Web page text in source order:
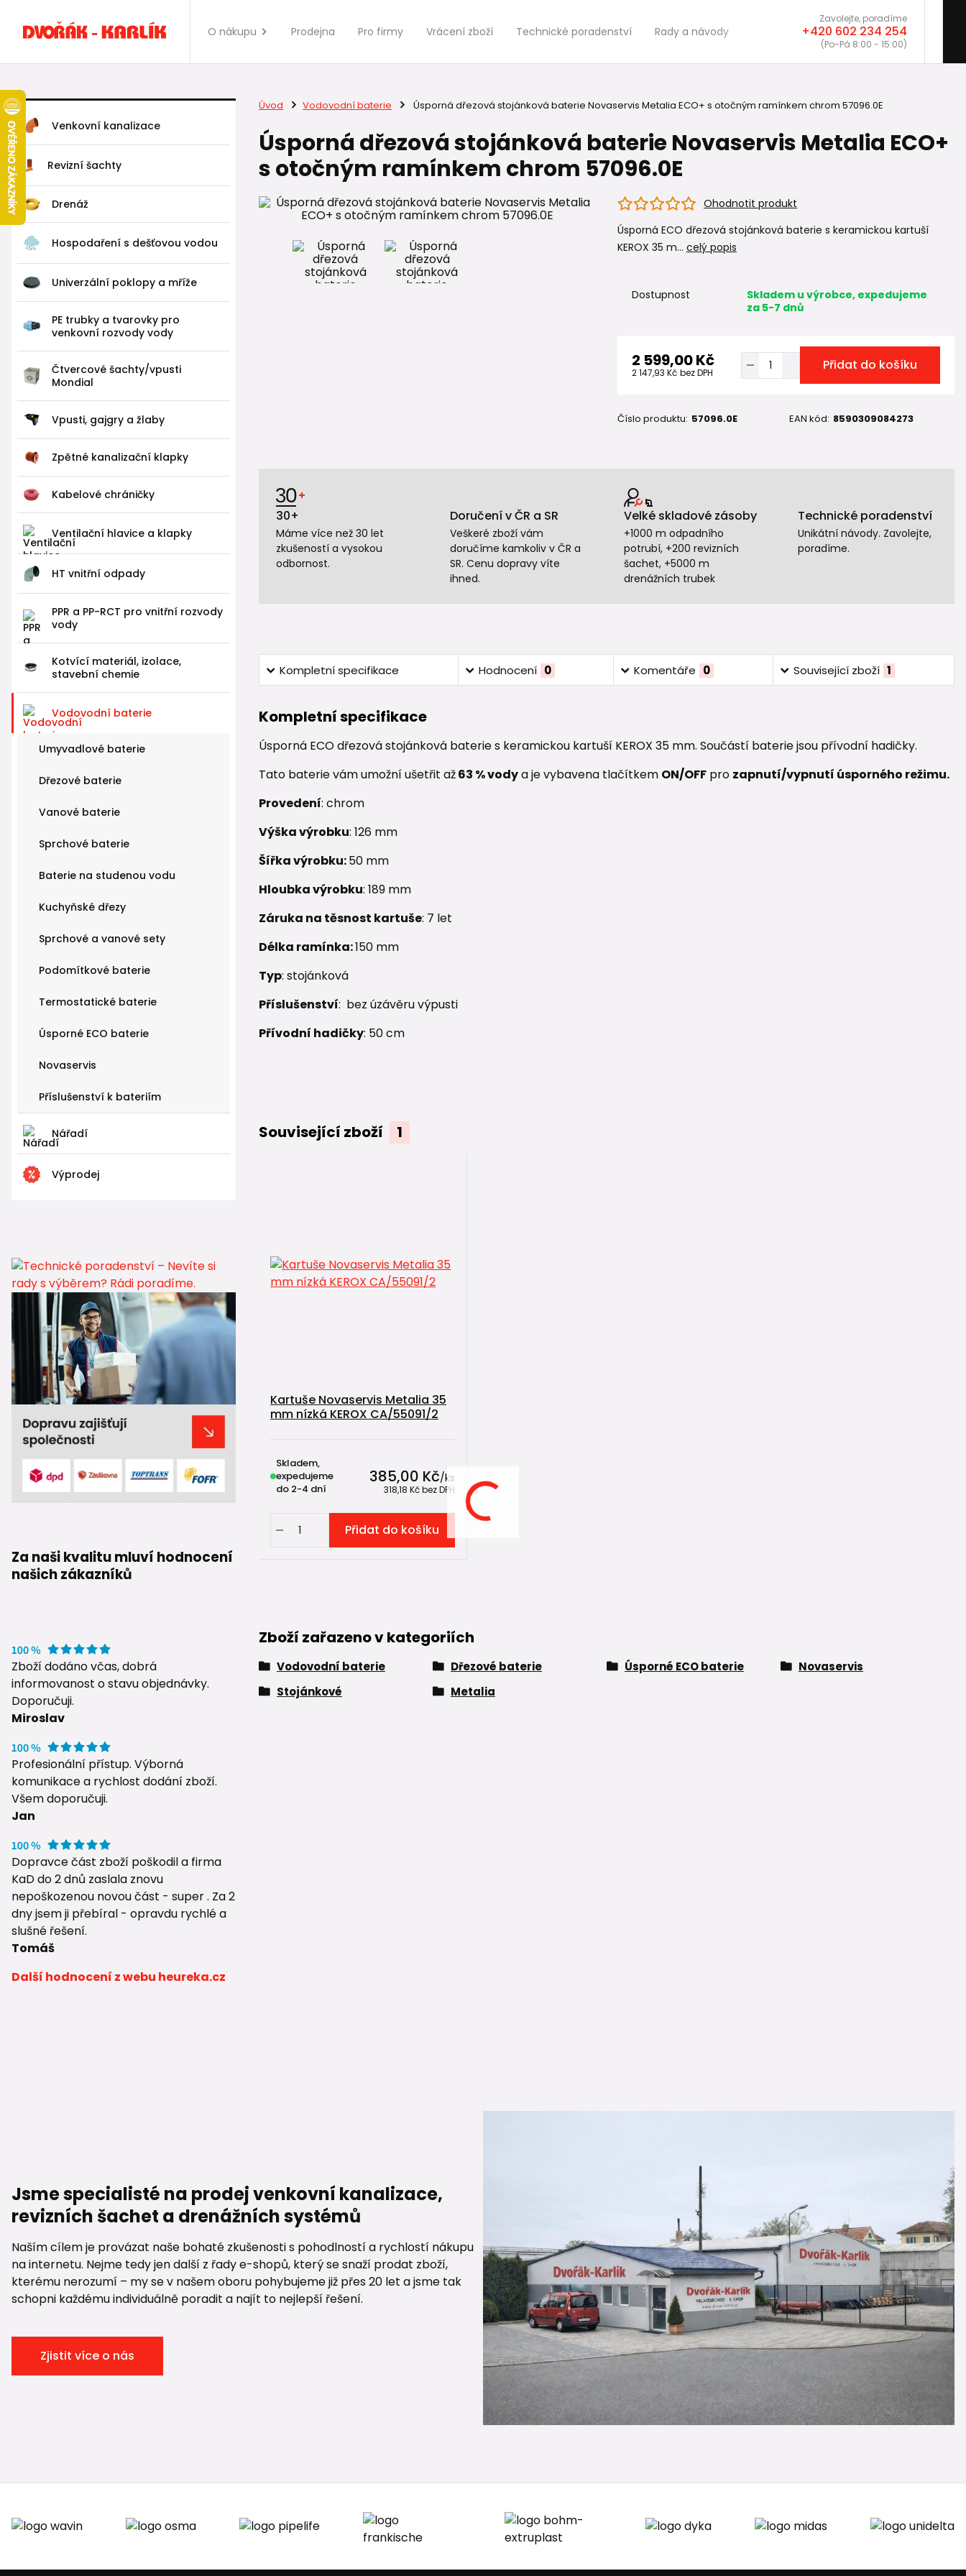
O nákupu Prodejna Pro firmy Vrácení zboží Technické poradenství Rady a návody
Zavolejte, poradíme
+420 602 234 254
(Po-Pá 8:00 - 15:00)
Venkovní kanalizace
Revizní šachty
Drenáž
Hospodaření s dešťovou vodou
Univerzální poklopy a mříže
PE trubky a tvarovky pro
venkovní rozvody vody
Čtvercové šachty/vpusti
Mondial
Vpusti, gajgry a žlaby
Zpětné kanalizační klapky
Kabelové chráničky
Ventilační hlavice a klapky
HT vnitřní odpady
PPR a PP-RCT pro vnitřní rozvody
vody
Kotvící materiál, izolace,
stavební chemie
Vodovodní baterie
Umyvadlové baterie
Dřezové baterie
Vanové baterie
Sprchové baterie
Baterie na studenou vodu
Kuchyňské dřezy
Sprchové a vanové sety
Podomítkové baterie
Termostatické baterie
Úsporné ECO baterie
Novaservis
Příslušenství k bateriím
Nářadí
Výprodej
Za naši kvalitu mluví hodnocení
našich zákazníků
Zboží dodáno včas, dobrá
informovanost o stavu objednávky.
Doporučuji.
Miroslav
Profesionální přístup. Výborná
komunikace a rychlost dodání zboží.
Všem doporučuji.
Jan
Dopravce část zboží poškodil a firma
KaD do 2 dnů zaslala znovu
nepoškozenou novou část - super . Za 2
dny jsem ji přebíral - opravdu rychlé a
slušné řešení.
Tomáš
Další hodnocení z webu heureka.cz
Úvod Vodovodní baterie Úsporná dřezová stojánková baterie Novaservis Metalia ECO+ s otočným ramínkem chrom 57096.0E
Úsporná dřezová stojánková baterie Novaservis Metalia ECO+
s otočným ramínkem chrom 57096.0E
Ohodnotit produkt
Úsporná ECO dřezová stojánková baterie s keramickou kartuší
KEROX 35 m... celý popis
Dostupnost
Skladem u výrobce, expedujeme
za 5-7 dnů
2 599,00 Kč
2 147,93 Kč bez DPH Přidat do košíku
Číslo produktu: 57096.0E EAN kód: 8590309084273
30+
Máme více než 30 let
zkušeností a vysokou
odbornost.
Doručení v ČR a SR
Veškeré zboží vám
doručíme kamkoliv v ČR a
SR. Cenu dopravy víte
ihned.
Velké skladové zásoby
+1000 m odpadního
potrubí, +200 revizních
šachet, +5000 m
drenážních trubek
Technické poradenství
Unikátní návody. Zavolejte,
poradíme.
Kompletní specifikace Hodnocení 0 Komentáře 0 Související zboží 1
Kompletní specifikace
Úsporná ECO dřezová stojánková baterie s keramickou kartuší KEROX 35 mm. Součástí baterie jsou přívodní hadičky.
Tato baterie vám umožní ušetřit až63 % vodya je vybavena tlačítkem ON/OFFpro zapnutí/vypnutí úsporného režimu.
Provedení: chrom
Výška výrobku: 126 mm
Šířka výrobku:50 mm
Hloubka výrobku: 189 mm
Záruka na těsnost kartuše: 7 let
Délka ramínka:150 mm
Typ: stojánková
Příslušenství: bez úzávěru výpusti
Přívodní hadičky: 50 cm
Související zboží 1
Kartuše Novaservis Metalia 35
mm nízká KEROX CA/55091/2
385,00 Kč/ks
318,18 Kčbez DPH
Skladem,
expedujeme
do 2-4 dní
Přidat do košíku
Zboží zařazeno v kategoriích
Vodovodní baterie Dřezové baterie Úsporné ECO baterie
Novaservis
Stojánkové
Metalia
Jsme specialisté na prodej venkovní kanalizace,
revizních šachet a drenážních systémů
Naším cílem je provázat naše bohaté zkušenosti s pohodlností a rychlostí nákupu
na internetu. Nejme tedy jen další z řady e-shopů, který se snaží prodat zboží,
kterému nerozumí – my se v našem oboru pohybujeme již přes 20 let a jsme tak
schopni každému individuálně poradit a najít to nejlepší řešení.
Zjistit více o nás